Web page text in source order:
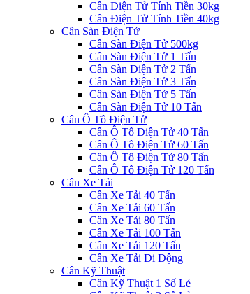
Cân Điện Tử Tính Tiền 30kg
Cân Điện Tử Tính Tiền 40kg
Cân Sàn Điện Tử
Cân Sàn Điện Tử 500kg
Cân Sàn Điện Tử 1 Tấn
Cân Sàn Điện Tử 2 Tấn
Cân Sàn Điện Tử 3 Tấn
Cân Sàn Điện Tử 5 Tấn
Cân Sàn Điện Tử 10 Tấn
Cân Ô Tô Điện Tử
Cân Ô Tô Điện Tử 40 Tấn
Cân Ô Tô Điện Tử 60 Tấn
Cân Ô Tô Điện Tử 80 Tấn
Cân Ô Tô Điện Tử 120 Tấn
Cân Xe Tải
Cân Xe Tải 40 Tấn
Cân Xe Tải 60 Tấn
Cân Xe Tải 80 Tấn
Cân Xe Tải 100 Tấn
Cân Xe Tải 120 Tấn
Cân Xe Tải Di Động
Cân Kỹ Thuật
Cân Kỹ Thuật 1 Số Lẻ